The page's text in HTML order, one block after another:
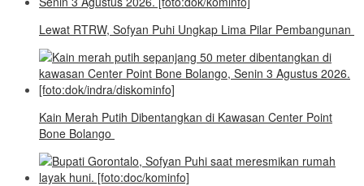
Lewat RTRW, Sofyan Puhi Ungkap Lima Pilar Pembangunan
Kain Merah Putih Dibentangkan di Kawasan Center Point
Bone Bolango